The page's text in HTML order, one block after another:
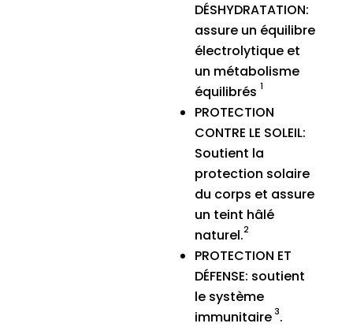
DÉSHYDRATATION:
assure un équilibre
électrolytique et
un métabolisme
équilibrés 1
PROTECTION
CONTRE LE SOLEIL:
Soutient la
protection solaire
du corps et assure
un teint hâlé
naturel.2
PROTECTION ET
DÉFENSE: soutient
le système
immunitaire3.